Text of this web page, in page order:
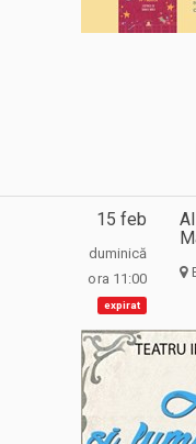
15 feb
duminică
ora 11:00
expirat